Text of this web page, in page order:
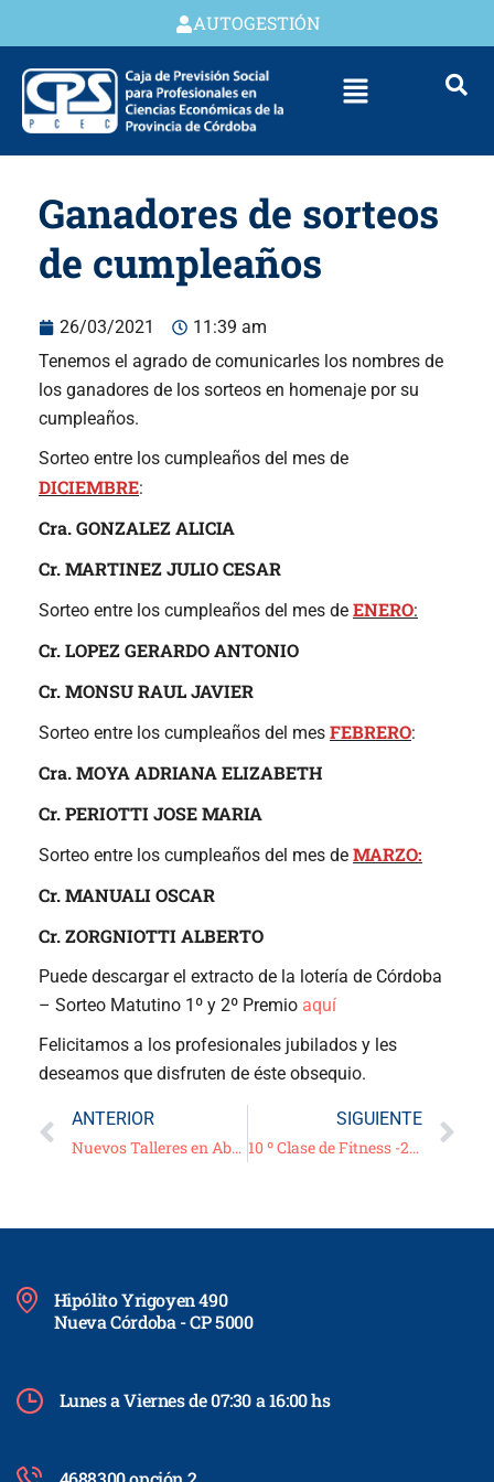
AUTOGESTIÓN
Ganadores de sorteos
de cumpleaños
26/03/2021
11:39 am
Tenemos el agrado de comunicarles los nombres de
los ganadores de los sorteos en homenaje por su
cumpleaños.
Sorteo entre los cumpleaños del mes de
DICIEMBRE:
Cra. GONZALEZ ALICIA
Cr. MARTINEZ JULIO CESAR
Sorteo entre los cumpleaños del mes de ENERO:
Cr. LOPEZ GERARDO ANTONIO
Cr. MONSU RAUL JAVIER
Sorteo entre los cumpleaños del mes FEBRERO:
Cra. MOYA ADRIANA ELIZABETH
Cr. PERIOTTI JOSE MARIA
Sorteo entre los cumpleaños del mes de MARZO:
Cr. MANUALI OSCAR
Cr. ZORGNIOTTI ALBERTO
Puede descargar el extracto de la lotería de Córdoba
– Sorteo Matutino 1º y 2º Premio aquí
Felicitamos a los profesionales jubilados y les
deseamos que disfruten de éste obsequio.
ANTERIOR
Nuevos Talleres en Abril
SIGUIENTE
10 º Clase de Fitness -26/03/21
Hipólito Yrigoyen 490
Nueva Córdoba - CP 5000
Lunes a Viernes de 07:30 a 16:00 hs